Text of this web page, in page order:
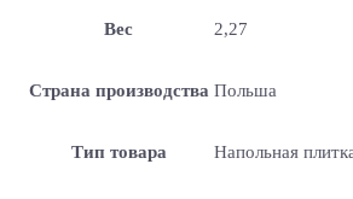
Вес 2,27
Страна производства Польша
Тип товара Напольная